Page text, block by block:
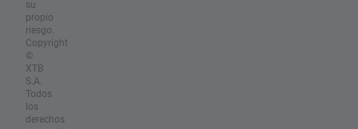
su
propio
riesgo.
Copyright
©
XTB
S.A.
Todos
los
derechos